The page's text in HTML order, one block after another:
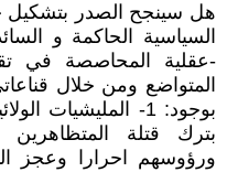
هل سينجح الصدر بتشكيل
السياسية الحاكمة و
-عقلية المحاصصة في
المتواضع ومن خلال
ورؤوسهم احرارا وعجز